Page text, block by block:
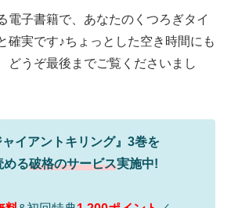
電子書籍で、あなたのくつろぎタイ
確実です♪ちょっとした空き時間にも
どうぞ最後までご覧くださいまし
イアントキリング』3巻を
める破格のサービス実施中!